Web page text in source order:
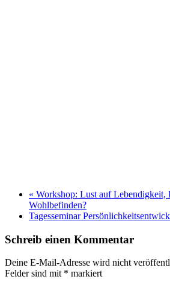
« Workshop: Lust auf Lebendigkeit,
Wohlbefinden?
Tagesseminar
Schreib einen Kommentar
Deine E-Mail-Adresse wird nicht
Felder sind mit * markiert